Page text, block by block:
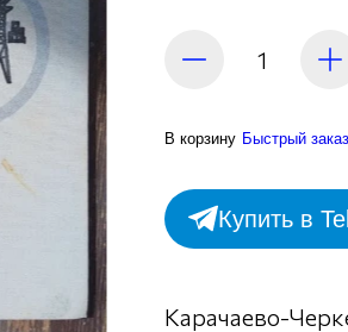
В корзину Быстрый заказ
Купить в
Карачаево-